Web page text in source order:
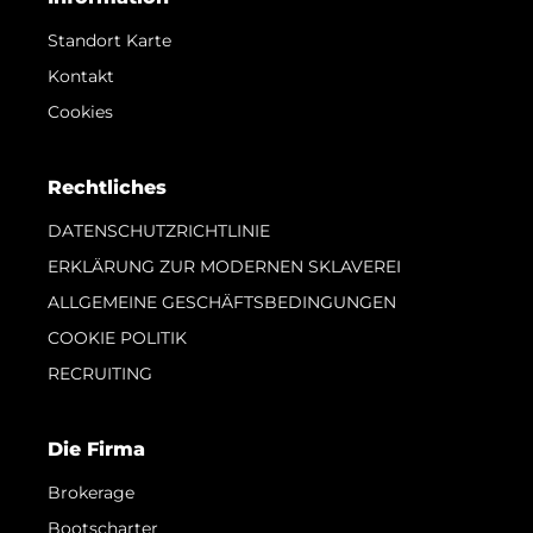
Standort Karte
Kontakt
Cookies
Rechtliches
DATENSCHUTZRICHTLINIE
ERKLÄRUNG ZUR MODERNEN SKLAVEREI
ALLGEMEINE GESCHÄFTSBEDINGUNGEN
COOKIE POLITIK
RECRUITING
Die Firma
Brokerage
Bootscharter